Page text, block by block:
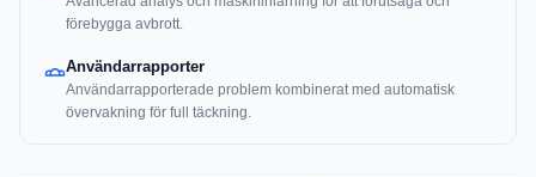
förebygga avbrott.
Användarrapporter
Användarrapporterade problem kombinerat med automatisk
övervakning för full täckning.